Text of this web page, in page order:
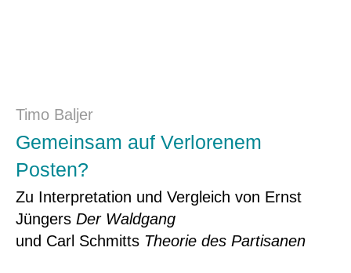
Timo Baljer
Gemeinsam auf Verlorenem
Posten?
Zu Interpretation und Vergleich von Ernst
Jüngers Der Waldgang
und Carl Schmitts Theorie des Partisanen